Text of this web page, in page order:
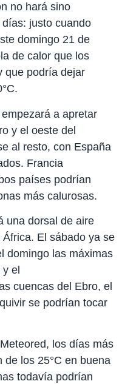
no hará sino
justo cuando
domingo 21 de
de calor que los
que podría dejar
a apretar
y el oeste del
al resto, con España
Francia
países podrían
más calurosas.
una dorsal de aire
El sábado ya se
domingo las máximas
el
cuencas del Ebro, el
se podrían tocar
los días más
los 25°C en buena
todavía podrían